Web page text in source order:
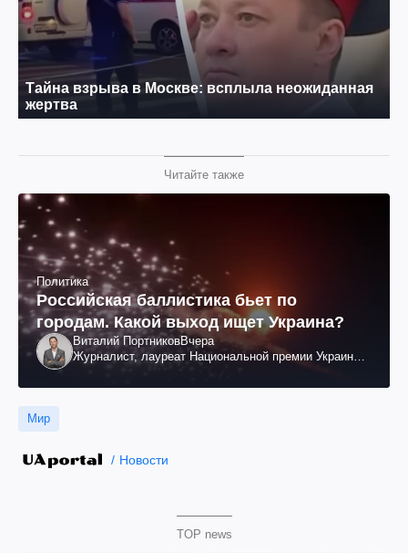
Читайте также
Политика
Российская баллистика бьет по
городам. Какой выход ищет Украина?
Виталий ПортниковВчера
Журналист, лауреат Национальной премии Украины
Мир
Новости
TOP news